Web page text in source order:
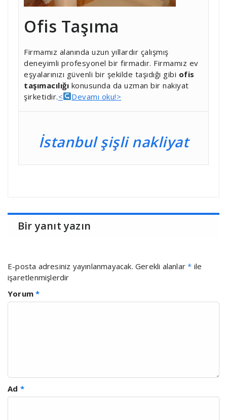
Ofis Taşıma
Firmamız alanında uzun yıllardır çalışmış
deneyimli profesyonel bir firmadır. Firmamız ev
eşyalarınızı güvenli bir şekilde taşıdığı gibi ofis
taşımacılığı konusunda da uzman bir nakiyat
şirketidir.< Devamı oku!>
İstanbul şişli nakliyat
Bir yanıt yazın
E-posta adresiniz yayınlanmayacak. Gerekli alanlar* ile
işaretlenmişlerdir
Yorum*
Ad *